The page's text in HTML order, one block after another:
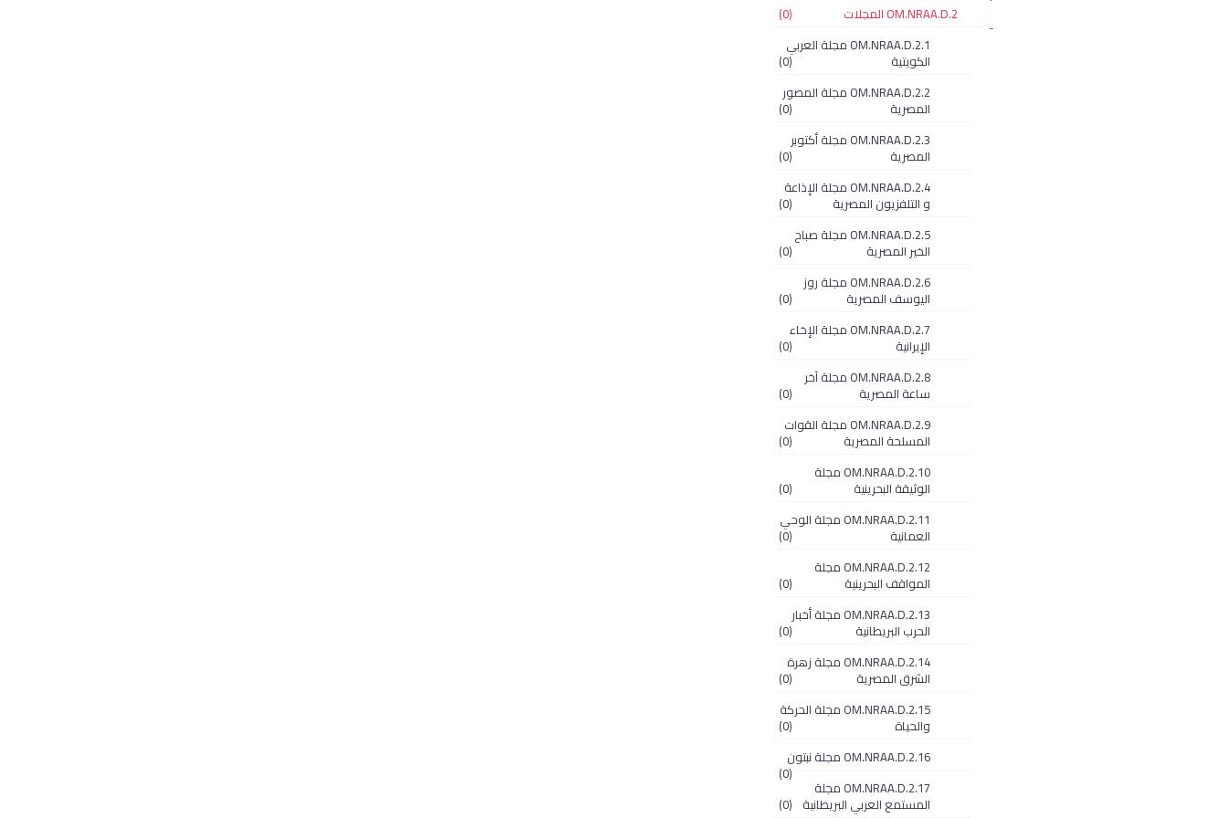
OM.NRAA.D.2 المجلات (0)
-
OM.NRAA.D.2.1 مجلة العربي
الكويتية
(0)
OM.NRAA.D.2.2 مجلة المصور
المصرية
(0)
OM.NRAA.D.2.3 مجلة أكتوبر
المصرية
(0)
OM.NRAA.D.2.4 مجلة الإذاعة
و التلفزيون المصرية
(0)
OM.NRAA.D.2.5 مجلة صباح
الخير المصرية
(0)
OM.NRAA.D.2.6 مجلة روز
اليوسف المصرية
(0)
OM.NRAA.D.2.7 مجلة الإخاء
الإيرانية
(0)
OM.NRAA.D.2.8 مجلة آخر
ساعة المصرية
(0)
OM.NRAA.D.2.9 مجلة القوات
المسلحة المصرية
(0)
OM.NRAA.D.2.10 مجلة
الوثيقة البحرينية
(0)
OM.NRAA.D.2.11 مجلة الوحي
العمانية
(0)
OM.NRAA.D.2.12 مجلة
المواقف البحرينية
(0)
OM.NRAA.D.2.13 مجلة أخبار
الحرب البريطانية
(0)
OM.NRAA.D.2.14 مجلة زهرة
الشرق المصرية
(0)
OM.NRAA.D.2.15 مجلة الحركة
والحياة
(0)
OM.NRAA.D.2.16 مجلة نبتون
(0)
OM.NRAA.D.2.17 مجلة
المستمع العربي البريطانية (0)